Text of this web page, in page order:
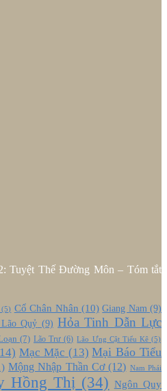
Tuyệt Thế Đường Môn – Tóm tắt
Cổ Chân Nhân (10) Giang Nam(9)
Quỷ (9) Hỏa Tinh Dẫn Lực
(7) Lão Trư (6) Lão Ưng Cật Tiểu Kê(5)
Mạc Mặc (13) Mại Báo Tiểu
Mộng Nhập Thần Cơ(12) Nam Phái
Hồng Thị (34) Ngôn Quy